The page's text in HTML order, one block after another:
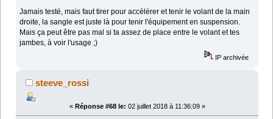
Jamais testé, mais faut tirer pour accélérer et tenir le volant de la main
droite, la sangle est juste là pour tenir l'équipement en suspension.
Mais ça peut être pas mal si ta assez de place entre le volant et tes
jambes, à voir l'usage ;)
IP archivée
steeve_rossi
« Réponse #68 le: 02 juillet 2018 à 11:36:09 »